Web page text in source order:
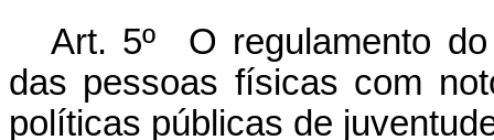
Art. 5º O regulamento
das pessoas físicas com
políticas públicas de